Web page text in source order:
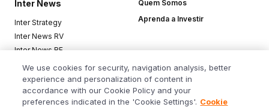
Inter News
Inter Strategy
Inter News RV
Inter News RF
Top Funds
Quem Somos
Aprenda a Investir
Baixe o app
We use cookies for security, navigation analysis, better
experience and personalization of content in
accordance with our Cookie Policy and your
preferences indicated in the 'Cookie Settings'. Cookie